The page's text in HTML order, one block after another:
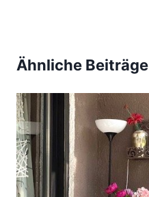
Ähnliche Beiträge